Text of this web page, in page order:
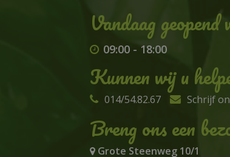
09:00 - 18:00
Kunnen wij u
014/54.82.67 Schrijf
Breng ons een
Grote Steenweg 10/1